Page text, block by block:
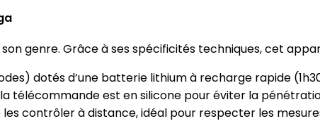
genre. Grâce à ses spécificités techniques, cet
dotés d’une batterie lithium à recharge rapide
télécommande est en silicone pour éviter la
contrôler à distance, idéal pour respecter les